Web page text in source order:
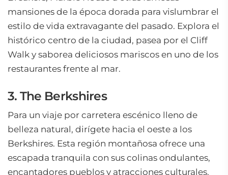
mansiones de la época dorada para vislumbrar el
estilo de vida extravagante del pasado. Explora el
histórico centro de la ciudad, pasea por el Cliff
Walk y saborea deliciosos mariscos en uno de los
restaurantes frente al mar.
3. The Berkshires
Para un viaje por carretera escénico lleno de
belleza natural, dirígete hacia el oeste a los
Berkshires. Esta región montañosa ofrece una
escapada tranquila con sus colinas ondulantes,
encantadores pueblos y atracciones culturales.